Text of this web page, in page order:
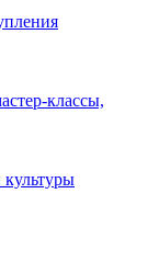
классы,